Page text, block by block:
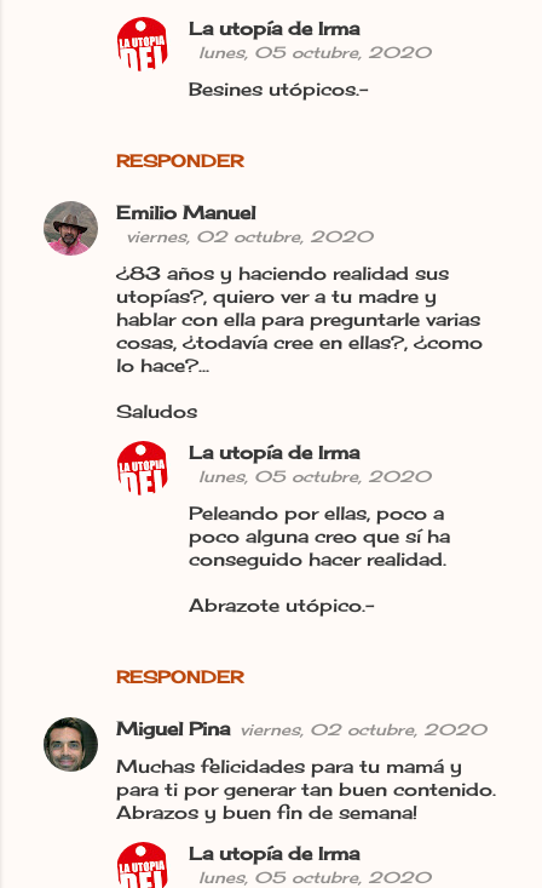
RESPONDER
La utopía de Irma
lunes, 05 octubre, 2020
Besines utópicos.-
Emilio Manuel
viernes, 02 octubre, 2020
¿83 años y haciendo realidad sus
utopías?, quiero ver a tu madre y
hablar con ella para preguntarle varias
cosas, ¿todavía cree en ellas?, ¿como
lo hace?...
Saludos
RESPONDER
La utopía de Irma
lunes, 05 octubre, 2020
Peleando por ellas, poco a
poco alguna creo que sí ha
conseguido hacer realidad.
Abrazote utópico.-
Miguel Pina viernes, 02 octubre, 2020
Muchas felicidades para tu mamá y
para ti por generar tan buen contenido.
Abrazos y buen fin de semana!
La utopía de Irma
lunes, 05 octubre, 2020